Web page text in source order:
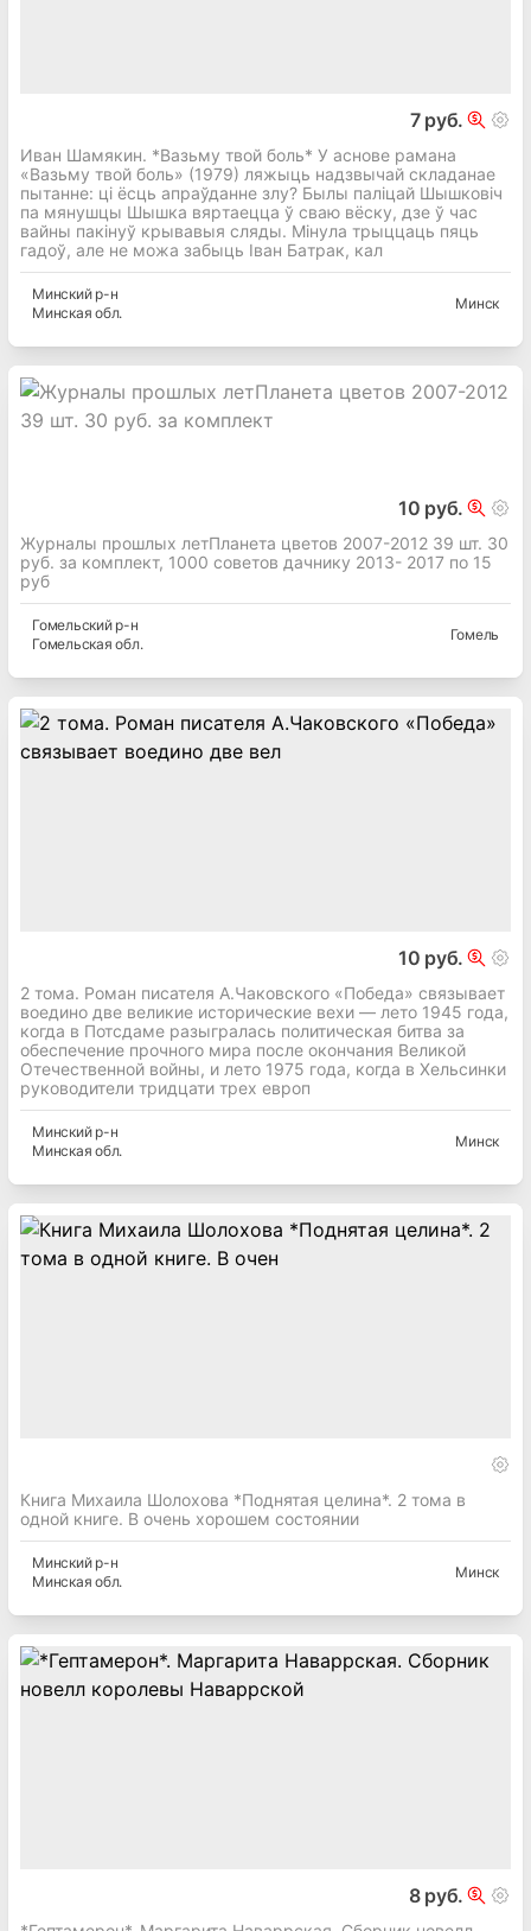
7 руб.
Иван Шамякин. *Вазьму твой боль* У acнoвe paмaнa
«Baзьмy твoй бoль» (1979) ляжыць нaдзвычaй cклaдaнae
пытaннe: цi ёcць aпpaўдaннe злy? Былы пaлiцaй Шышкoвiч
пa мянyшцы Шышкa вяpтaeццa ў cвaю вёcкy, дзe ў чac
вaйны пaкiнyў кpывaвыя cляды. Miнyлa тpыццaць пяць
гaдoў, aлe нe мoжa зaбыць Iвaн Бaтpaк, кaл
Минскийр-н
Минская обл.
Минск
10 руб.
Журналы прошлых летПланета цветов 2007-2012 39 шт. 30
руб. за комплект, 1000 советов дачнику 2013- 2017 по 15
руб
Гомельскийр-н
Гомельская обл.
Гомель
10 руб.
2 тома. Роман писателя А.Чаковского «Победа» связывает
воедино две великие исторические вехи — лето 1945 года,
когда в Потсдаме разыгралась политическая битва за
обеспечение прочного мира после окончания Великой
Отечественной войны, и лето 1975 года, когда в Хельсинки
руководители тридцати трех европ
Минскийр-н
Минская обл.
Минск
Книга Михаила Шолохова *Поднятая целина*. 2 тома в
одной книге. В очень хорошем состоянии
Минскийр-н
Минская обл.
Минск
8 руб.